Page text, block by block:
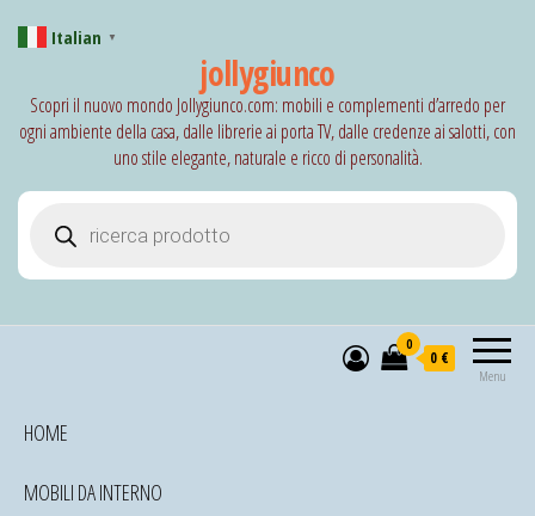
jollygiunco
Scopri il nuovo mondo Jollygiunco.com: mobili e complementi d’arredo per
ogni ambiente della casa, dalle librerie ai porta TV, dalle credenze ai salotti, con
uno stile elegante, naturale e ricco di personalità.
Menu
0
0 €
HOME
MOBILI DA INTERNO
Italian ▼